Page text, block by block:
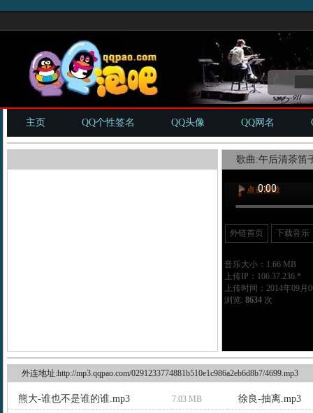
主页 QQ个性签名 QQ头像 QQ网名
歌曲:午后清茶笛
外链首页 下载音乐
音乐大小：1.66 MB
上传IP：106.37.236.*
上传时间：2014年09月
浏览: 8634次
外连地址:http://mp3.qqpao.com/0291233774881b510e1c986a2eb6d8b7/4699.mp3
熊大-谁也不是谁的谁.mp3 7.03 MB
徐良-抽离.mp3